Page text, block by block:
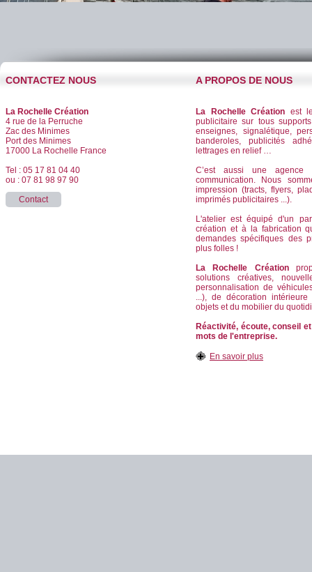
CONTACTEZ NOUS
La Rochelle Création
4 rue de la Perruche
Zac des Minimes
Port des Minimes
17000 La Rochelle France
Tel : 05 17 81 04 40
ou : 07 81 98 97 90
Contact
A PROPOS DE NOUS
La Rochelle Création est
publicitaire sur tous
enseignes, signalétique,
banderoles, publicités
lettrages en relief …
C’est aussi une
communication. Nous
impression (tracts, flyers,
imprimés publicitaires ...).
L'atelier est équipé d'un
création et à la fabrication
demandes spécifiques des
plus folles !
La Rochelle Création
solutions créatives,
personnalisation de
...), de décoration
objets et du mobilier du
Réactivité, écoute, conseil
mots de l'entreprise.
En savoir plus